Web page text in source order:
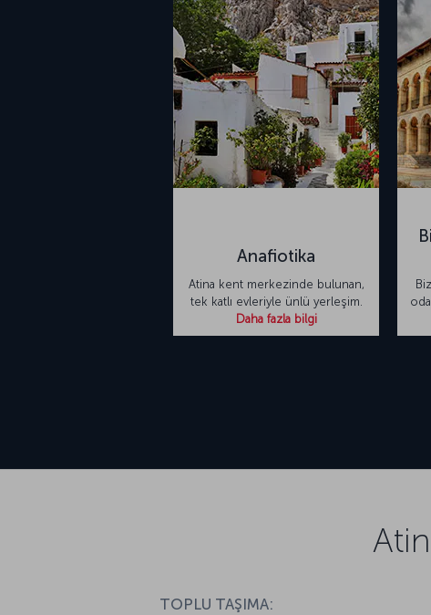
Anafiotika
Atina kent merkezinde bulunan,
tek katlı evleriyle ünlü yerleşim.
Daha fazla bilgi
TOPLU TAŞIMA: